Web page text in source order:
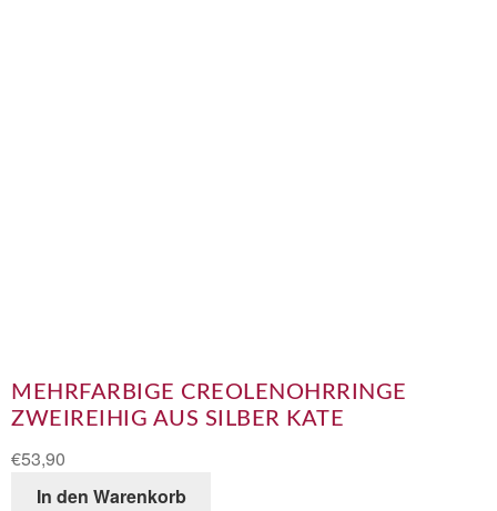
MEHRFARBIGE CREOLENOHRRINGE
ZWEIREIHIG AUS SILBER KATE
€53,90
In den Warenkorb